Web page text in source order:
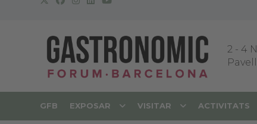
2 - 4
GFB EXPOSAR VISITAR ACTIVITATS